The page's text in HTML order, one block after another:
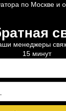
по Москве и
менеджеры
15 минут